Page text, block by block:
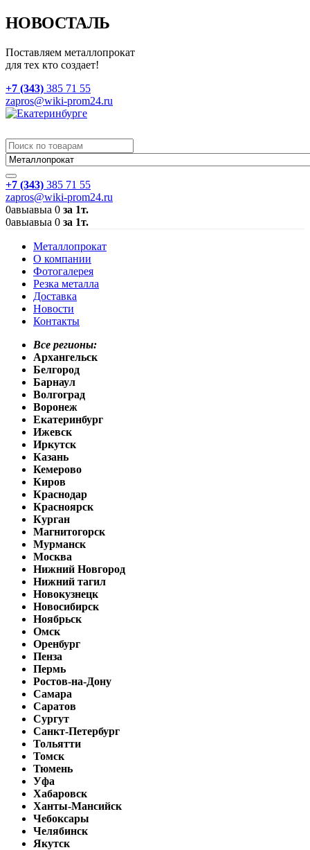
НОВОСТАЛЬ
Поставляем металлопрокат
для тех кто создает!
+7 (343) 385 71 55
zapros@wiki-prom24.ru
+7 (343) 385 71 55
zapros@wiki-prom24.ru
0авыавыа 0 за 1т.
0авыавыа 0 за 1т.
Металлопрокат
О компании
Фотогалерея
Резка металла
Доставка
Новости
Контакты
Все регионы:
Архангельск
Белгород
Барнаул
Волгоград
Воронеж
Екатеринбург
Ижевск
Иркутск
Казань
Кемерово
Киров
Краснодар
Красноярск
Курган
Магнитогорск
Мурманск
Москва
Нижний Новгород
Нижний тагил
Новокузнецк
Новосибирск
Ноябрьск
Омск
Оренбург
Пенза
Пермь
Ростов-на-Дону
Самара
Саратов
Сургут
Санкт-Петербург
Тольятти
Томск
Тюмень
Уфа
Хабаровск
Ханты-Мансийск
Чебоксары
Челябинск
Якутск